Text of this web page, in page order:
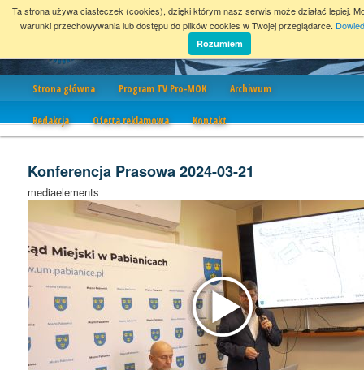
Strona główna Program TV Pro-MOK Archiwum
Redakcja Oferta reklamowa Kontakt
Konferencja Prasowa 2024-03-21
mediaelements
Ta strona używa ciasteczek (cookies), dzięki którym nasz serwis może działać lepiej.
warunki przechowywania lub dostępu do plików cookies w Twojej przeglądarce.
Rozumiem